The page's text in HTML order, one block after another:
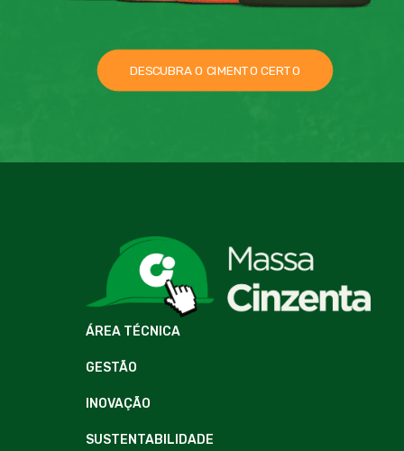
DESCUBRA O CIMENTO CERTO
ÁREA TÉCNICA
GESTÃO
INOVAÇÃO
SUSTENTABILIDADE